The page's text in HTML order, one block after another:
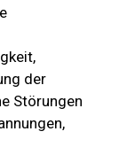
der
Störungen